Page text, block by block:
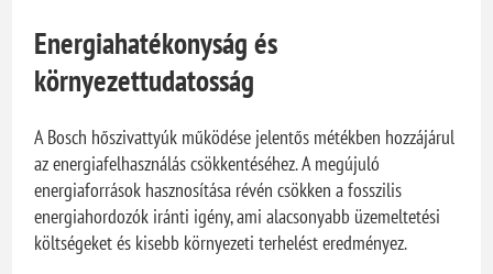
Energiahatékonyság és
környezettudatosság
A Bosch hőszivattyúk működése jelentős métékben hozzájárul
az energiafelhasználás csökkentéséhez. A megújuló
energiaforrások hasznosítása révén csökken a fosszilis
energiahordozók iránti igény, ami alacsonyabb üzemeltetési
költségeket és kisebb környezeti terhelést eredményez.